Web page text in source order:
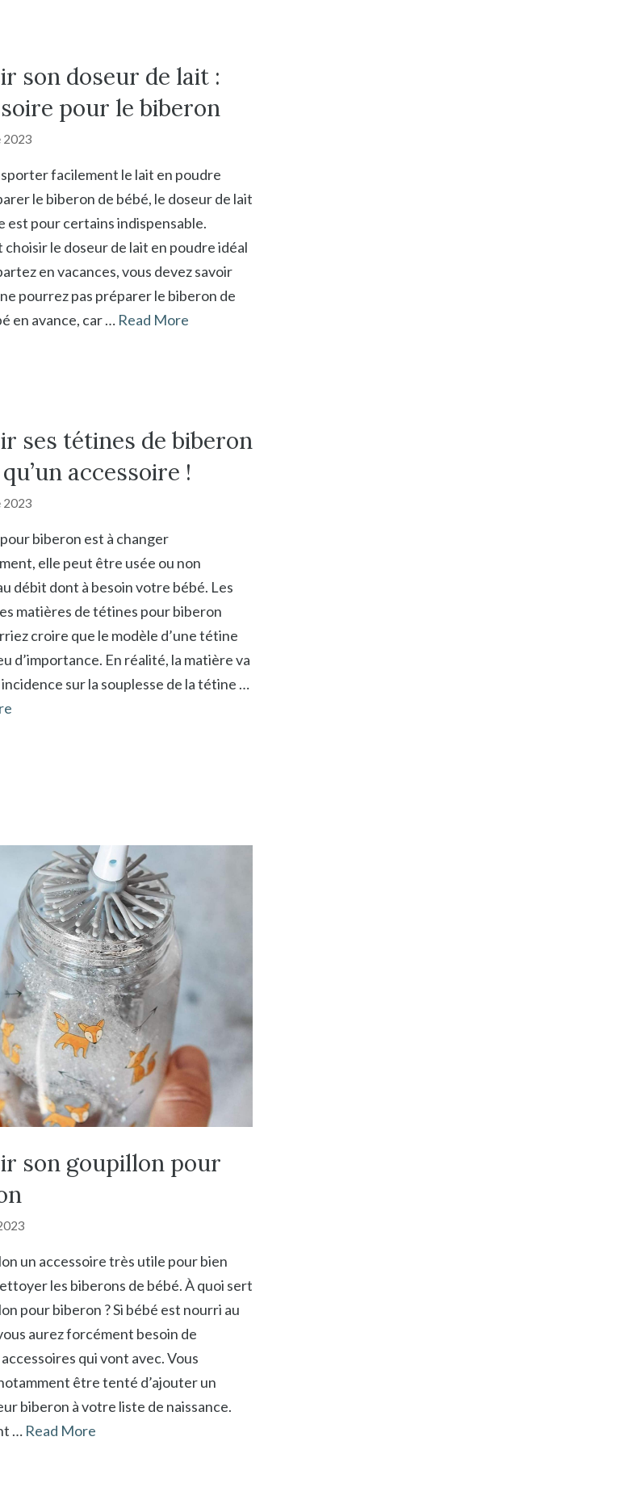
son doseur de lait :
pour le biberon
2023
facilement le lait en poudre
le biberon de bébé, le doseur de lait
est pour certains indispensable.
choisir le doseur de lait en poudre idéal
en vacances, vous devez savoir
pourrez pas préparer le biberon de
en avance, car … Read More
ses tétines de biberon
accessoire !
2023
biberon est à changer
elle peut être usée ou non
débit dont à besoin votre bébé. Les
matières de tétines pour biberon
croire que le modèle d’une tétine
d’importance. En réalité, la matière va
sur la souplesse de la tétine …
son goupillon pour
un accessoire très utile pour bien
les biberons de bébé. À quoi sert
pour biberon ? Si bébé est nourri au
aurez forcément besoin de
qui vont avec. Vous
être tenté d’ajouter un
biberon à votre liste de naissance.
… Read More